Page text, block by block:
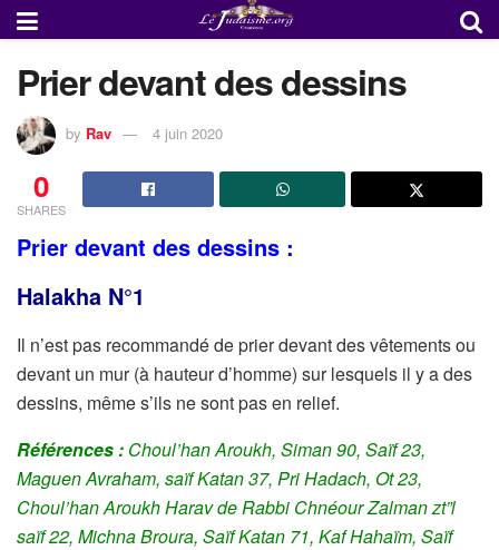
Prier devant des dessins
by Rav 4 juin 2020
0
SHARES
Prier devant des dessins :
Halakha N°1
Il n’est pas recommandé de prier devant des vêtements ou
devant un mur (à hauteur d’homme) sur lesquels il y a des
dessins, même s’ils ne sont pas en relief.
Références : Choul’han Aroukh, Siman 90, Saïf 23,
Maguen Avraham, saïf Katan 37, Pri Hadach, Ot 23,
Choul’han Aroukh Harav de Rabbi Chnéour Zalman zt”l
saïf 22, Michna Broura, Saïf Katan 71, Kaf Hahaïm, Saïf